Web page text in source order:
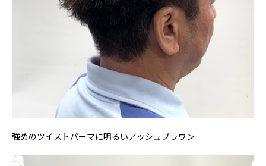
強めのツイストパーマに明るいアッシュブラウン